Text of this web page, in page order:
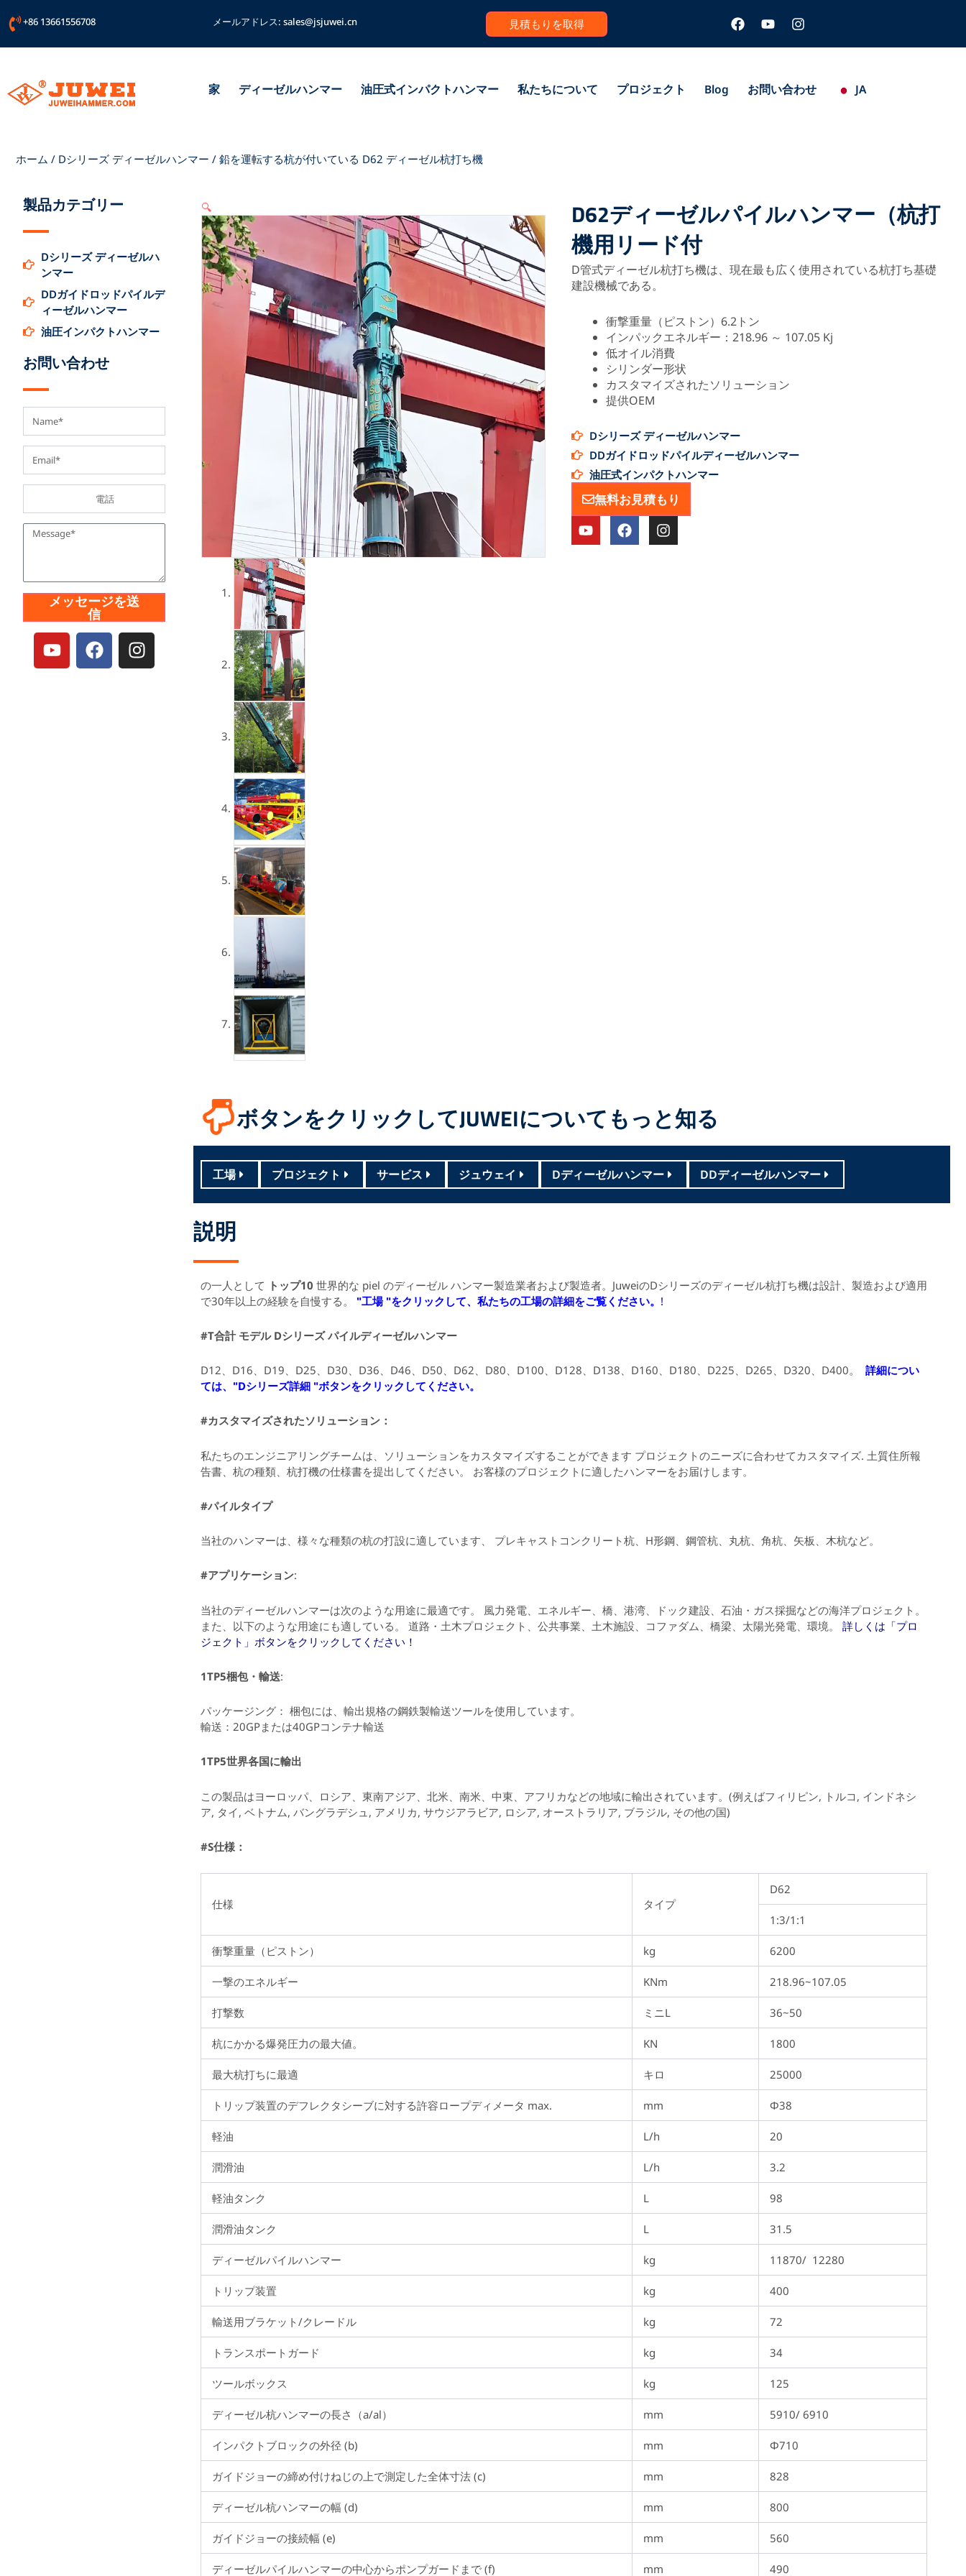
容
+86 13661556708 メールアドレス:sales@jsjuwei.cn 見積もりを取得 フ
ェ
イ
ッ
ク
ユ
ー
チ
ブ
イ
ン
ス
ラ
ム
家 ディーゼルハンマー 油圧式インパクトハンマー 私たちについて プロジェクト Blog お問い合わせ JA
ホーム / Dシリーズ ディーゼルハンマー / 鉛を運転する杭が付いている D62 ディーゼル杭打ち機
製品カテゴリー
Dシリーズ ディーゼルハ
ンマー
DDガイドロッドパイルデ
ィーゼルハンマー
油圧インパクトハンマー
お問い合わせ
メッセージを送
信
ユ
ー
チ
フ
ェ
イ
イ
ン
ス
🔍
D62ディーゼルパイルハンマー（杭打
機用リード付
D管式ディーゼル杭打ち機は、現在最も広く使用されている杭打ち基礎
建設機械である。
衝撃重量（ピストン）6.2トン
インパックエネルギー：218.96 ～ 107.05 Kj
低オイル消費
シリンダー形状
カスタマイズされたソリューション
提供OEM
Dシリーズ ディーゼルハンマー
DDガイドロッドパイルディーゼルハンマー
油圧式インパクトハンマー
無料お見積もり
ユ
ー
チ
フ
ェ
イ
イ
ン
ス
ボタンをクリックしてJUWEIについてもっと知る
工場 プロジェクト サービス ジュウェイ Dディーゼルハンマー DDディーゼルハンマー
説明
の一人として トップ10 世界的な piel のディーゼル ハンマー製造業者および製造者。JuweiのDシリーズのディーゼル杭打ち機は設計、製造および適用
で30年以上の経験を自慢する。 "工場 "をクリックして、私たちの工場の詳細をご覧ください。 !
#T合計 モデルDシリーズ パイルディーゼルハンマー
D12、D16、D19、D25、D30、D36、D46、D50、D62、D80、D100、D128、D138、D160、D180、D225、D265、D320、D400。 詳細につい
ては、"Dシリーズ詳細 "ボタンをクリックしてください。
#カスタマイズされたソリューション：
私たちのエンジニアリングチームは、ソリューションをカスタマイズすることができます プロジェクトのニーズに合わせてカスタマイズ. 土質住所報
告書、杭の種類、杭打機の仕様書を提出してください。 お客様のプロジェクトに適したハンマーをお届けします。
#パイルタイプ
当社のハンマーは、様々な種類の杭の打設に適しています、 プレキャストコンクリート杭、H形鋼、鋼管杭、丸杭、角杭、矢板、木杭など。
#アプリケーション:
当社のディーゼルハンマーは次のような用途に最適です。 風力発電、エネルギー、橋、港湾、ドック建設、石油・ガス採掘などの海洋プロジェクト。
また、以下のような用途にも適している。 道路・土木プロジェクト、公共事業、土木施設、コファダム、橋梁、太陽光発電、環境。 詳しくは「プロ
ジェクト」ボタンをクリックしてください！
1TP5梱包・輸送:
パッケージング： 梱包には、輸出規格の鋼鉄製輸送ツールを使用しています。
輸送：20GPまたは40GPコンテナ輸送
1TP5世界各国に輸出
この製品はヨーロッパ、ロシア、東南アジア、北米、南米、中東、アフリカなどの地域に輸出されています。(例えばフィリピン, トルコ, インドネシ
ア, タイ, ベトナム, バングラデシュ, アメリカ, サウジアラビア, ロシア, オーストラリア, ブラジル, その他の国)
#S仕様：
仕様 タイプ
D62
1:3/1:1
衝撃重量（ピストン） kg 6200
一撃のエネルギー KNm 218.96~107.05
打撃数 ミニL 36~50
杭にかかる爆発圧力の最大値。 KN 1800
最大杭打ちに最適 キロ 25000
トリップ装置のデフレクタシーブに対する許容ロープディメータ max. mm Φ38
軽油 L/h 20
潤滑油 L/h 3.2
軽油タンク L 98
潤滑油タンク L 31.5
ディーゼルパイルハンマー kg 11870/ 12280
トリップ装置 kg 400
輸送用ブラケット/クレードル kg 72
トランスポートガード kg 34
ツールボックス kg 125
ディーゼル杭ハンマーの長さ（a/al） mm 5910/ 6910
インパクトブロックの外径 (b) mm Φ710
ガイドジョーの締め付けねじの上で測定した全体寸法 (c) mm 828
ディーゼル杭ハンマーの幅 (d) mm 800
ガイドジョーの接続幅 (e) mm 560
ディーゼルパイルハンマーの中心からポンプガードまで (f) mm 490